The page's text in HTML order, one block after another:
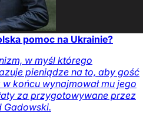
pomoc na Ukrainie?
w myśl którego
pieniądze na to, aby gość
końcu wynajmował mu jego
za przygotowywane przez
Gadowski.